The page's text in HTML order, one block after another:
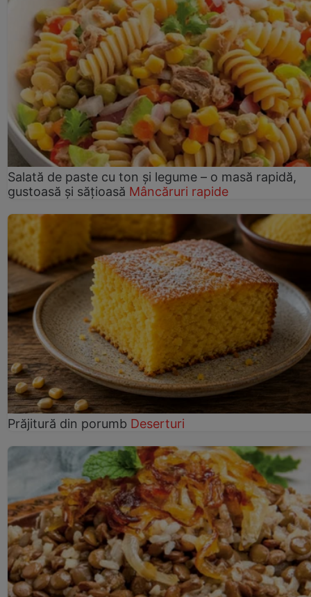
Salată de paste cu ton și legume – o masă rapidă,
gustoasă și sățioasă Mâncăruri rapide
Prăjitură din porumb Deserturi